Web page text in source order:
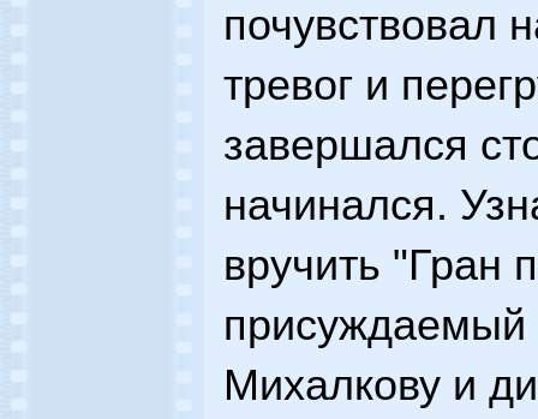
почувствовал
тревог и
завершался
начинался.
вручить "Гран
присуждаемый
Михалкову и